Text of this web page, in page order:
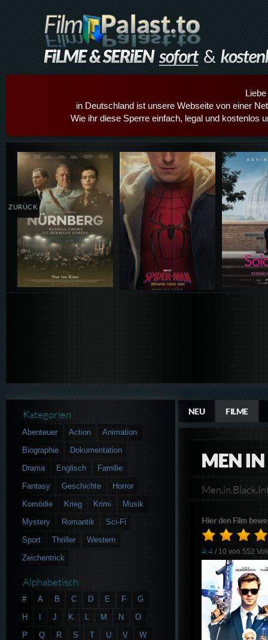
in Deutschland ist unsere Webseite von einer
Wie ihr diese Sperre einfach, legal und kostenlos
Details,Play Details,Play
ZURÜCK
NEU FILME
MEN
Hier den Film
4.4 / 10 von552
Kategorien
Abenteuer Action
Animation
Biographie
Dokumentation
Drama
Englisch
Familie
Fantasy
Geschichte
Horror
Komödie
Krieg Krimi
Musik
Mystery
Romantik
Sci-Fi
Sport
Thriller
Western
Zeichentrick
Alphabetisch
# A B C D E F
G
H
J K L M N
O
P
Q R S T U V
W